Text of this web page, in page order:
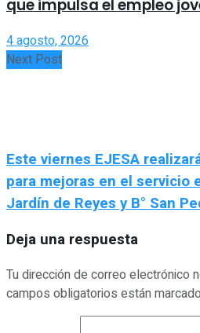
que impulsa el empleo
4 agosto, 2026
Next Post
Este viernes EJESA
para mejoras en el servicio
Jardín de Reyes y B° San
Deja una respuesta
Tu dirección de correo electrónico
campos obligatorios están